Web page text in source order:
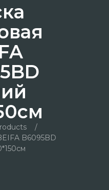
/
B6095BD